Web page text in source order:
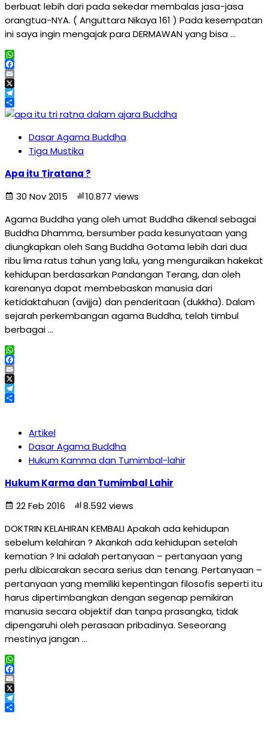
berbuat lebih dari pada sekedar membalas jasa-jasa
orangtua-NYA. ( Anguttara Nikaya 161 ) Pada kesempatan
ini saya ingin mengajak para DERMAWAN yang bisa …
WhatsApp
Facebook
Email
X
Telegram
Share
Dasar Agama Buddha
Tiga Mustika
Apa itu Tiratana ?
30 Nov 2015
10.877 views
Agama Buddha yang oleh umat Buddha dikenal sebagai
Buddha Dhamma, bersumber pada kesunyataan yang
diungkapkan oleh Sang Buddha Gotama lebih dari dua
ribu lima ratus tahun yang lalu, yang menguraikan hakekat
kehidupan berdasarkan Pandangan Terang, dan oleh
karenanya dapat membebaskan manusia dari
ketidaktahuan (avijja) dan penderitaan (dukkha). Dalam
sejarah perkembangan agama Buddha, telah timbul
berbagai …
WhatsApp
Facebook
Email
X
Telegram
Artikel
Dasar Agama Buddha
Hukum Kamma dan Tumimbal-lahir
Hukum Karma dan Tumimbal Lahir
22 Feb 2016
8.592 views
DOKTRIN KELAHIRAN KEMBALI Apakah ada kehidupan
sebelum kelahiran ? Akankah ada kehidupan setelah
kematian ? Ini adalah pertanyaan – pertanyaan yang
perlu dibicarakan secara serius dan tenang. Pertanyaan –
pertanyaan yang memiliki kepentingan filosofis seperti itu
harus dipertimbangkan dengan segenap pemikiran
manusia secara objektif dan tanpa prasangka, tidak
dipengaruhi oleh perasaan pribadinya. Seseorang
mestinya jangan …
WhatsApp
Facebook
Email
X
Telegram